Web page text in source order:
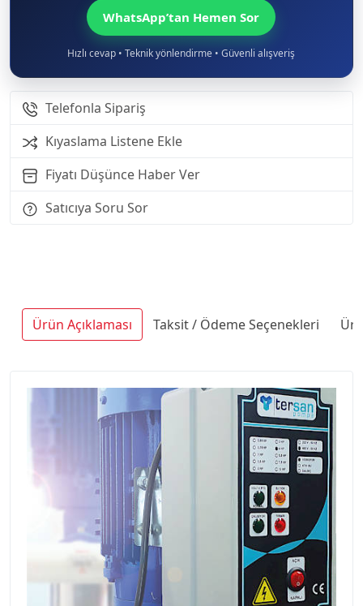
WhatsApp’tan Hemen Sor
Hızlı cevap • Teknik yönlendirme • Güvenli alışveriş
Telefonla Sipariş
Kıyaslama Listene Ekle
Fiyatı Düşünce Haber Ver
Satıcıya Soru Sor
Ürün Açıklaması Taksit / Ödeme Seçenekleri